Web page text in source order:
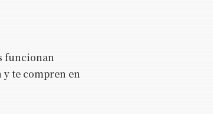
funcionan
te compren en